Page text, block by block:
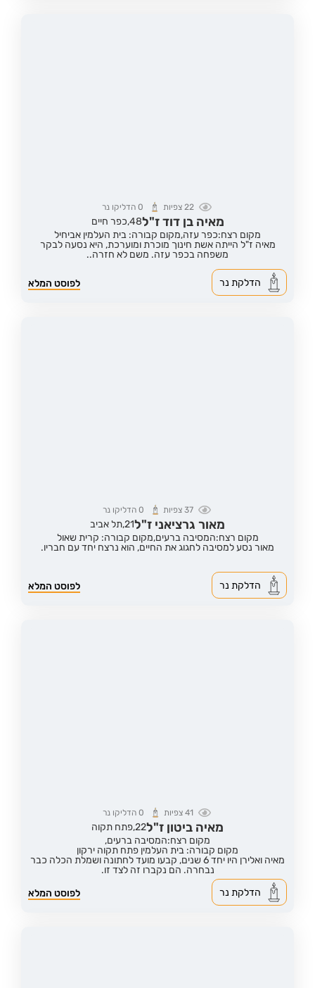
22 צפיות 0הדליקו נר
מאיה בן דוד ז"ל48, כפר חיים
מקום רצח:כפר עזה,מקום קבורה: בית העלמין אביחיל
מאיה ז"ל הייתה אשת חינוך מוכרת ומוערכת, היא נסעה לבקר
משפחה בכפר עזה. משם לא חזרה..
לפוסט המלא הדלקת נר
37צפיות 0 הדליקו נר
מאור גרציאני ז"ל21,תל אביב
מקום רצח:המסיבה ברעים,מקום קבורה: קרית שאול
מאור נסע למסיבה לחגוג את החיים, הוא נרצח יחד עם חבריו.
לפוסט המלא הדלקת נר
41 צפיות 0הדליקו נר
מאיה ביטון ז"ל22,פתח תקוה
מקום רצח:המסיבה ברעים,
מקום קבורה: בית העלמין פתח תקוה ירקון
מאיה ואלירן היו יחד 6 שנים, קבעו מועד לחתונה ושמלת הכלה כבר
נבחרה. הם נקברו זה לצד זו.
לפוסט המלא
הדלקת נר